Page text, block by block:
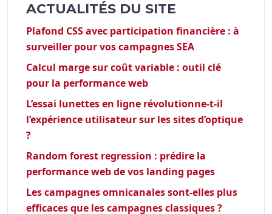
ACTUALITÉS DU SITE
Plafond CSS avec participation financière : à
surveiller pour vos campagnes SEA
Calcul marge sur coût variable : outil clé
pour la performance web
L’essai lunettes en ligne révolutionne-t-il
l’expérience utilisateur sur les sites d’optique
?
Random forest regression : prédire la
performance web de vos landing pages
Les campagnes omnicanales sont-elles plus
efficaces que les campagnes classiques ?